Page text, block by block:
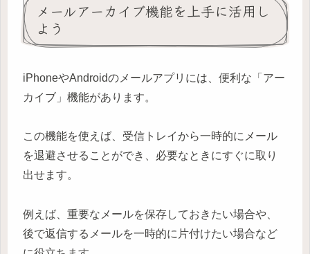
メールアーカイブ機能を上手に活用し
よう
iPhoneやAndroidのメールアプリには、便利な「アー
カイブ」機能があります。
この機能を使えば、受信トレイから一時的にメール
を退避させることができ、必要なときにすぐに取り
出せます。
例えば、重要なメールを保存しておきたい場合や、
後で返信するメールを一時的に片付けたい場合など